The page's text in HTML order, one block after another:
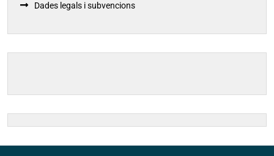
Dades legals i subvencions